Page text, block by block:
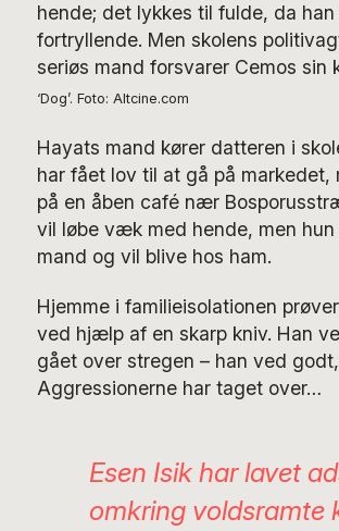
hende; det lykkes til fulde, da
fortryllende. Men skolens
seriøs mand forsvarer Cemos sin
‘Dog’. Foto: Altcine.com
Hayats mand kører datteren i
har fået lov til at gå på
på en åben café nær
vil løbe væk med hende, men
mand og vil blive hos ham.
Hjemme i familieisolationen
ved hjælp af en skarp kniv. Han
gået over stregen – han ved
Aggressionerne har taget over…
Esen Isik har lavet
omkring voldsramte